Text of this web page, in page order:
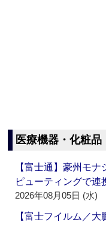
医療機器・化粧品
【富士通】豪州モ
ピューティングで連
2026年08月05日 (水)
【富士フイルム／